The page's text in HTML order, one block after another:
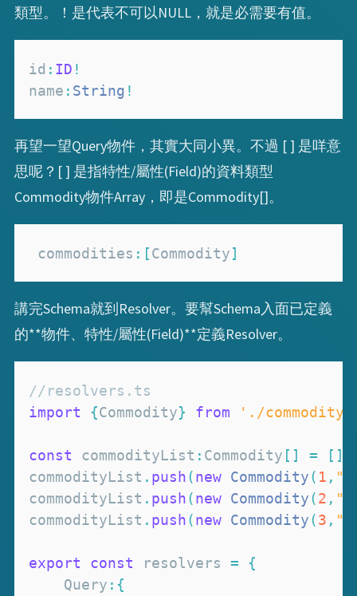
類型。！是代表不可以NULL，就是必需要有值。
id : ID !
name : String !
再望一望Query物件，其實大同小異。不過 [ ] 是咩意
思呢？[ ] 是指特性/屬性(Field)的資料類型
Commodity物件Array，即是Commodity[]。
commodities : [Commodity]
講完Schema就到Resolver。要幫Schema入面已定義
的**物件、特性/屬性(Field)**定義Resolver。
//resolvers.ts
import
{Commodity} from './commodity'
const commodityList : Commodity [ ] = [ ]
commodityList . push(new Commodity( 1 ,
commodityList . push(new Commodity(2 , "
commodityList . push(new Commodity(3 ,
export const resolvers =
{
Query : {